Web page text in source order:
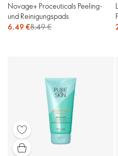
Novage+ Proceuticals Peeling-
und Reinigungspads
6,49 €8,49 €